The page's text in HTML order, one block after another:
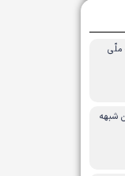
ملّی
شبهه